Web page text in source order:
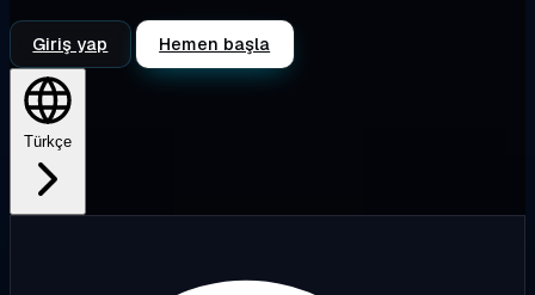
Giriş yap Hemen başla
Türkçe